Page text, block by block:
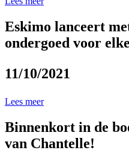
Eskimo lanceert
ondergoed voor
11/10/2021
Lees meer
Binnenkort in de
van Chantelle!